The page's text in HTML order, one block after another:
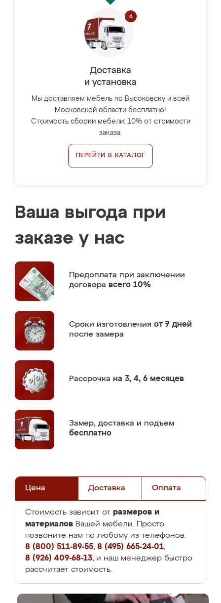
Доставка
и установка
Мы доставляем мебель по Высоковску и всей
Московской области бесплатно!
Стоимость сборки мебели: 10% от стоимости
заказа.
ПЕРЕЙТИ В КАТАЛОГ
Ваша выгода при
заказе у нас
Предоплата при заключении
договора всего 10%
Сроки изготовления от 7 дней
после замера
Рассрочка на 3, 4, 6 месяцев
Замер, доставка и подъем
бесплатно
Цена Доставка Оплата
Стоимость зависит от размеров и
материалов Вашей мебели. Просто
позвоните нам по любому из телефонов:
8 (800) 511-89-55, 8 (495) 665-24-01,
8 (926) 409-68-13, и наш менеджер быстро
рассчитает стоимость.